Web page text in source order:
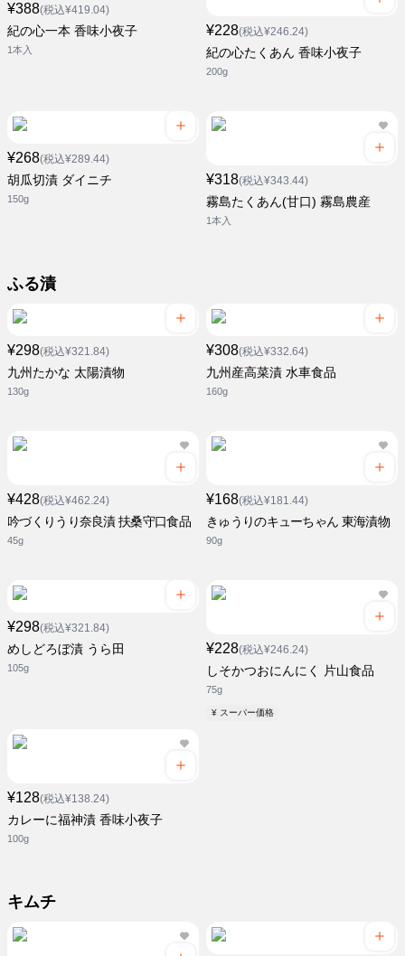
¥388(税込¥419.04)
紀の心一本 香味小夜子
1本入
¥228(税込¥246.24)
紀の心たくあん 香味小夜子
200g
¥268(税込¥289.44)
胡瓜切漬 ダイニチ
150g
¥318(税込¥343.44)
霧島たくあん(甘口) 霧島農産
1本入
ふる漬
¥298(税込¥321.84)
九州たかな 太陽漬物
130g
¥308(税込¥332.64)
九州産高菜漬 水車食品
160g
¥428(税込¥462.24)
吟づくりうり奈良漬 扶桑守口食品
45g
¥168(税込¥181.44)
きゅうりのキューちゃん 東海漬物
90g
¥298(税込¥321.84)
めしどろぼ漬 うら田
105g
¥228(税込¥246.24)
しそかつおにんにく 片山食品
75g
¥ スーパー価格
¥128(税込¥138.24)
カレーに福神漬 香味小夜子
100g
キムチ